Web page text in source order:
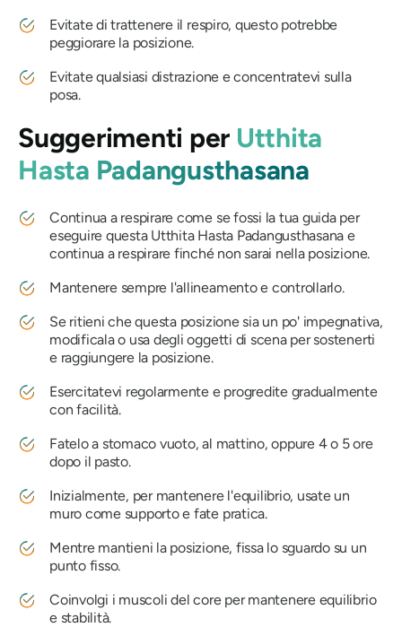
Evitate di trattenere il respiro, questo potrebbe
peggiorare la posizione.
Evitate qualsiasi distrazione e concentratevi sulla
posa.
Suggerimenti per Utthita
Hasta Padangusthasana
Continua a respirare come se fossi la tua guida per
eseguire questa Utthita Hasta Padangusthasana e
continua a respirare finché non sarai nella posizione.
Mantenere sempre l'allineamento e controllarlo.
Se ritieni che questa posizione sia un po' impegnativa,
modificala o usa degli oggetti di scena per sostenerti
e raggiungere la posizione.
Esercitatevi regolarmente e progredite gradualmente
con facilità.
Fatelo a stomaco vuoto, al mattino, oppure 4 o 5 ore
dopo il pasto.
Inizialmente, per mantenere l'equilibrio, usate un
muro come supporto e fate pratica.
Mentre mantieni la posizione, fissa lo sguardo su un
punto fisso.
Coinvolgi i muscoli del core per mantenere equilibrio
e stabilità.